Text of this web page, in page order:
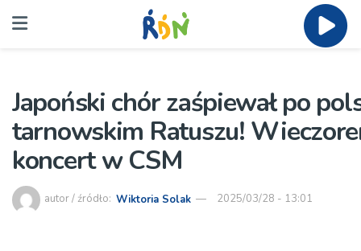
Japoński chór zaśpiewał po
tarnowskim Ratuszu!
koncert w CSM
autor / źródło: Wiktoria Solak 2025/03/28 - 13:01